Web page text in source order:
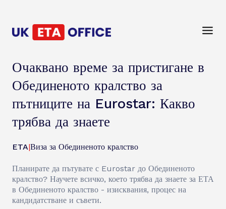
Очаквано време за пристигане в
Обединеното кралство за
пътниците на Eurostar: Какво
трябва да знаете
ETA|Виза за Обединеното кралство
Планирате да пътувате с Eurostar до Обединеното
кралство? Научете всичко, което трябва да знаете за ЕТА
в Обединеното кралство - изисквания, процес на
кандидатстване и съвети.